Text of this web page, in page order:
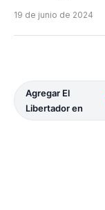
19 de junio de 2024
Agregar El
Libertador en